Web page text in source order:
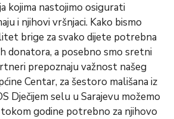
kojima nastojimo osigurati
i njihovi vršnjaci. Kako bismo
brige za svako dijete potrebna
donatora, a posebno smo sretni
prepoznaju važnost našeg
Centar, za šestoro mališana iz
Dječijem selu u Sarajevu možemo
godine potrebno za njihovo